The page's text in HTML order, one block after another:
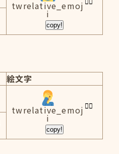
twrelative_emoj
i
copy!
絵文字
twrelative_emoj
i
copy!